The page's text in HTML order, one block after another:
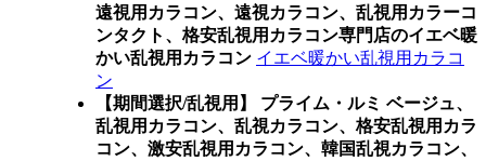
遠視用カラコン、遠視カラコン、乱視用カラーコ
ンタクト、格安乱視用カラコン専門店のイエベ暖
かい乱視用カラコン イエベ暖かい乱視用カラコ
ン
【期間選択/乱視用】 プライム・ルミ ベージュ、
乱視用カラコン、乱視カラコン、格安乱視用カラ
コン、激安乱視用カラコン、韓国乱視カラコン、